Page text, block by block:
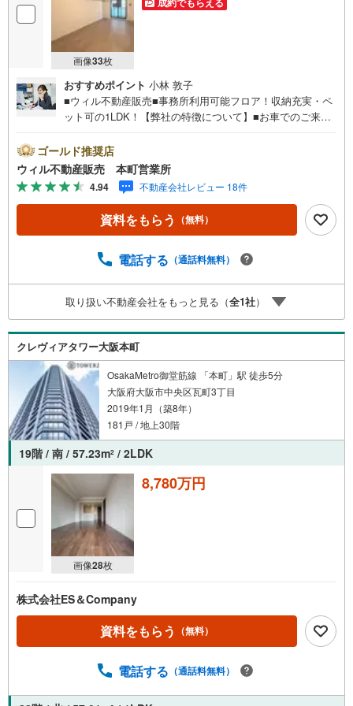
画像33枚
おすすめポイント 小林 敦子
■ウィル不動産販売■事務所利用可能フロア！収納充実・ペ
ット可の1LDK！【弊社の特徴について】■お車でのご来場
ので、担当者のお声がけください。■キッズスペースもござ
いますので、小さなお子様がいらっしゃるご家庭もお気軽
のご来場ください！ ＝＝＝＝＝＝＝＝＝＝＝＝＝＝＝＝＝
＝＝＝＝＝＝＝＝＝＝＝＝＝【営業時間 10:00～19:00】
（定休日なし）火曜日・水曜日も営業しております。 上記
時間はお電話が繋がりやすくなっております。ぜひお気軽
見学する（無料）」ボタンよりご希望の日時をご記入いた
＝＝＝＝＝＝＝＝＝＝＝＝＝＝＝＝＝＝＝＝＝＝＝■リフォ
ーム担当、ローン担当が居ますので、何でも気軽にご相談
いただけます！ ■リフォーム担当と一緒に現地見学を行
い、その場でリフォームのご提案等をさせていただきま
す！■物件管理システムを使えば、ネットに掲載されていな
い物件のご紹介も可能です！
ゴールド推奨店
ウィル不動産販売 本町営業所
4.94 不動産会社レビュー 18件
資料をもらう （無料）
電話する （通話料無料）
取り扱い不動産会社をもっと見る（全1社）
クレヴィアタワー大阪本町
OsakaMetro御堂筋線 「本町」駅 徒歩5分
大阪府大阪市中央区瓦町3丁目
2019年1月（築8年）
181戸 / 地上30階
19階 / 南 / 57.23m2 / 2LDK
画像28枚
8,780万円
株式会社ES＆Company
資料をもらう （無料）
電話する （通話料無料）